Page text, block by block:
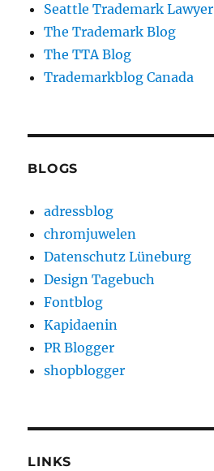
Seattle Trademark Lawyer
The Trademark Blog
The TTA Blog
Trademarkblog Canada
BLOGS
adressblog
chromjuwelen
Datenschutz Lüneburg
Design Tagebuch
Fontblog
Kapidaenin
PR Blogger
shopblogger
LINKS